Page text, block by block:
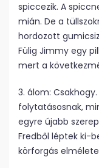
spiccezik. A
mián. De a
hordozott
Fülig Jimmy egy
mert a
3. álom:
folytatásosnak,
egyre újabb
Fredből léptek ki-
körforgás